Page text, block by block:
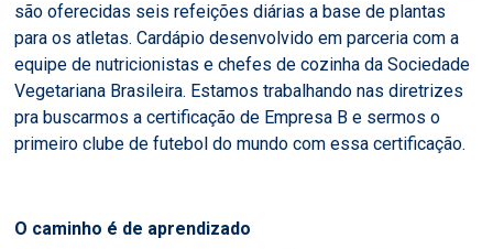
são oferecidas seis refeições diárias a base de plantas
para os atletas. Cardápio desenvolvido em parceria com a
equipe de nutricionistas e chefes de cozinha da Sociedade
Vegetariana Brasileira. Estamos trabalhando nas diretrizes
pra buscarmos a certificação de Empresa B e sermos o
primeiro clube de futebol do mundo com essa certificação.
O caminho é de aprendizado